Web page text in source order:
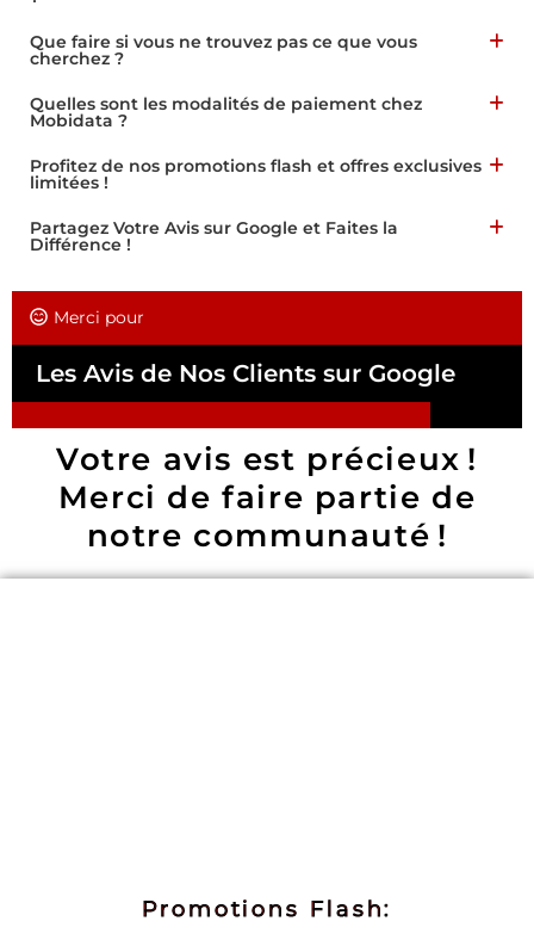
Que faire si vous ne trouvez pas ce que vous
cherchez ?
Quelles sont les modalités de paiement chez
Mobidata ?
Profitez de nos promotions flash et offres exclusives
limitées !
Partagez Votre Avis sur Google et Faites la
Différence !
Merci pour
Les Avis de Nos Clients sur Google
Votre avis est précieux !
Merci de faire partie de
notre communauté !
Promotions Flash: